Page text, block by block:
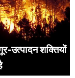
उत्पादन शक्तियों